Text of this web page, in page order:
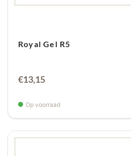
Royal Gel R5
€13,15
Op voorraad